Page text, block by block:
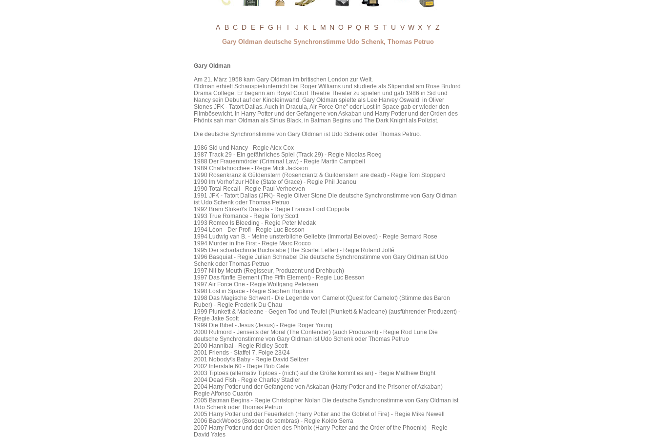
A B C D E F G H I J K L M N O P Q R S T U V W X Y Z
Gary Oldman deutsche Synchronstimme Udo Schenk, Thomas Petruo
Gary Oldman
Am 21. März 1958 kam Gary Oldman im britischen London zur Welt.
Oldman erhielt Schauspielunterricht bei Roger Williams und studierte als Stipendiat am Rose Bruford
Drama College. Er begann am Royal Court Theatre Theater zu spielen und gab 1986 in Sid und
Nancy sein Debut auf der Kinoleinwand. Gary Oldman spielte als Lee Harvey Oswald in Oliver
Stones JFK - Tatort Dallas. Auch in Dracula, Air Force One" oder Lost in Space gab er wieder den
Filmbösewicht. In Harry Potter und der Gefangene von Askaban und Harry Potter und der Orden des
Phönix sah man Oldman als Sirius Black, in Batman Begins und The Dark Knight als Polizist.
Die deutsche Synchronstimme von Gary Oldman ist Udo Schenk oder Thomas Petruo.
1986 Sid und Nancy - Regie Alex Cox
1987 Track 29 - Ein gefährliches Spiel (Track 29) - Regie Nicolas Roeg
1988 Der Frauenmörder (Criminal Law) - Regie Martin Campbell
1989 Chattahoochee - Regie Mick Jackson
1990 Rosenkranz & Güldenstern (Rosencrantz & Guildenstern are dead) - Regie Tom Stoppard
1990 Im Vorhof zur Hölle (State of Grace) - Regie Phil Joanou
1990 Total Recall - Regie Paul Verhoeven
1991 JFK - Tatort Dallas (JFK)- Regie Oliver Stone Die deutsche Synchronstimme von Gary Oldman
ist Udo Schenk oder Thomas Petruo
1992 Bram Stoker\'s Dracula - Regie Francis Ford Coppola
1993 True Romance - Regie Tony Scott
1993 Romeo Is Bleeding - Regie Peter Medak
1994 Léon - Der Profi - Regie Luc Besson
1994 Ludwig van B. - Meine unsterbliche Geliebte (Immortal Beloved) - Regie Bernard Rose
1994 Murder in the First - Regie Marc Rocco
1995 Der scharlachrote Buchstabe (The Scarlet Letter) - Regie Roland Joffé
1996 Basquiat - Regie Julian Schnabel Die deutsche Synchronstimme von Gary Oldman ist Udo
Schenk oder Thomas Petruo
1997 Nil by Mouth (Regisseur, Produzent und Drehbuch)
1997 Das fünfte Element (The Fifth Element) - Regie Luc Besson
1997 Air Force One - Regie Wolfgang Petersen
1998 Lost in Space - Regie Stephen Hopkins
1998 Das Magische Schwert - Die Legende von Camelot (Quest for Camelot) (Stimme des Baron
Ruber) - Regie Frederik Du Chau
1999 Plunkett & Macleane - Gegen Tod und Teufel (Plunkett & Macleane) (ausführender Produzent) -
Regie Jake Scott
1999 Die Bibel - Jesus (Jesus) - Regie Roger Young
2000 Rufmord - Jenseits der Moral (The Contender) (auch Produzent) - Regie Rod Lurie Die
deutsche Synchronstimme von Gary Oldman ist Udo Schenk oder Thomas Petruo
2000 Hannibal - Regie Ridley Scott
2001 Friends - Staffel 7, Folge 23/24
2001 Nobody\'s Baby - Regie David Seltzer
2002 Interstate 60 - Regie Bob Gale
2003 Tiptoes (alternativ Tiptoes - (nicht) auf die Größe kommt es an) - Regie Matthew Bright
2004 Dead Fish - Regie Charley Stadler
2004 Harry Potter und der Gefangene von Askaban (Harry Potter and the Prisoner of Azkaban) -
Regie Alfonso Cuarón
2005 Batman Begins - Regie Christopher Nolan Die deutsche Synchronstimme von Gary Oldman ist
Udo Schenk oder Thomas Petruo
2005 Harry Potter und der Feuerkelch (Harry Potter and the Goblet of Fire) - Regie Mike Newell
2006 BackWoods (Bosque de sombras) - Regie Koldo Serra
2007 Harry Potter und der Orden des Phönix (Harry Potter and the Order of the Phoenix) - Regie
David Yates